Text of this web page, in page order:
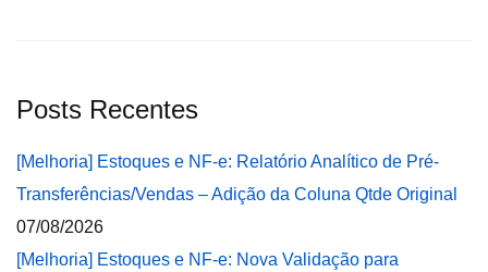
Posts Recentes
[Melhoria] Estoques e NF-e: Relatório Analítico de Pré-
Transferências/Vendas – Adição da Coluna Qtde Original
07/08/2026
[Melhoria] Estoques e NF-e: Nova Validação para